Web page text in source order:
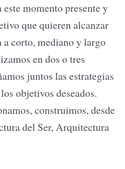
este momento presente y
que quieren alcanzar
corto, mediano y largo
en dos o tres
juntos las estrategias
objetivos deseados.
construimos, desde
del Ser, Arquitectura